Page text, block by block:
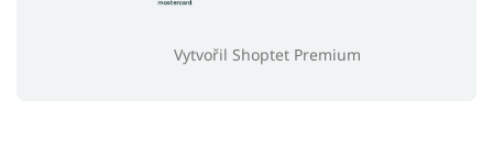
Vytvořil Shoptet Premium